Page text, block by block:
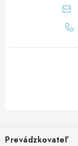
Prevádzkovateľ